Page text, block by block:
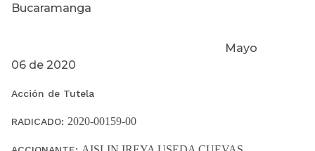
Bucaramanga
Mayo
06 de 2020
Acción de Tutela
RADICADO: 2020-00159-00